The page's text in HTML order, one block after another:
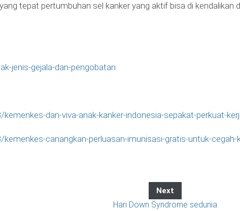
tepat pertumbuhan sel kanker yang aktif bisa di kendalikan
jenis-gejala-dan-pengobatan
dan-viva-anak-kanker-indonesia-sepakat-perkuat-
canangkan-perluasan-imunisasi-gratis-untuk-cegah-
Next
Hari Down Syndrome sedunia